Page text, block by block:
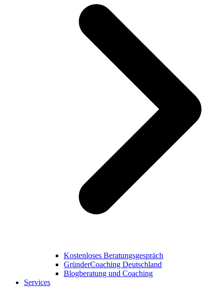
Kostenloses Beratungsgespräch
GründerCoaching Deutschland
Blogberatung und Coaching
Services